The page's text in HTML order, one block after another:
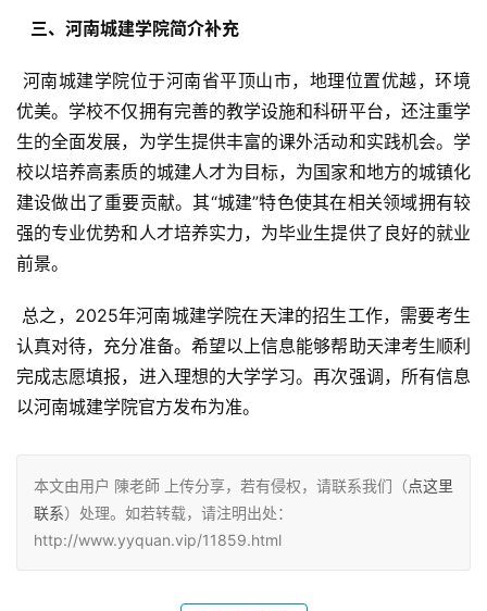
  三、河南城建学院简介补充
优美。学校不仅拥有完善的教学设施和科研平台，还注重学
生的全面发展，为学生提供丰富的课外活动和实践机会。学
校以培养高素质的城建人才为目标，为国家和地方的城镇化
建设做出了重要贡献。其“城建”特色使其在相关领域拥有较
强的专业优势和人才培养实力，为毕业生提供了良好的就业
前景。
认真对待，充分准备。希望以上信息能够帮助天津考生顺利
完成志愿填报，进入理想的大学学习。再次强调，所有信息
以河南城建学院官方发布为准。
本文由用户 陳老師 上传分享，若有侵权，请联系我们（点这里
联系）处理。如若转载，请注明出处：
http://www.yyquan.vip/11859.html